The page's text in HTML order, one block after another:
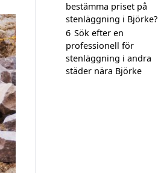
bestämma priset på
stenläggning i Björke?
6 Sök efter en
professionell för
stenläggning i andra
städer nära Björke